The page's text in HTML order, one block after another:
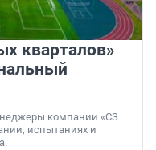
кварталов»
компании «СЗ
испытаниях и